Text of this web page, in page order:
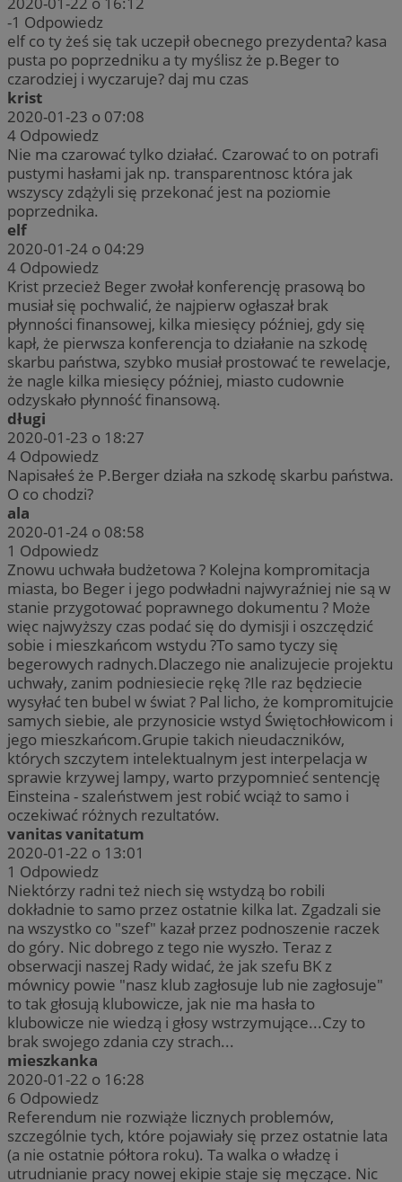
-1 Odpowiedz
elf co ty żeś się tak uczepił obecnego prezydenta? kasa
pusta po poprzedniku a ty myślisz że p.Beger to
czarodziej i wyczaruje? daj mu czas
krist
2020-01-23 o 07:08
4 Odpowiedz
Nie ma czarować tylko działać. Czarować to on potrafi
pustymi hasłami jak np. transparentnosc która jak
wszyscy zdążyli się przekonać jest na poziomie
poprzednika.
elf
2020-01-24 o 04:29
4 Odpowiedz
Krist przecież Beger zwołał konferencję prasową bo
musiał się pochwalić, że najpierw ogłaszał brak
płynności finansowej, kilka miesięcy później, gdy się
kapł, że pierwsza konferencja to działanie na szkodę
skarbu państwa, szybko musiał prostować te rewelacje,
że nagle kilka miesięcy później, miasto cudownie
odzyskało płynność finansową.
długi
2020-01-23 o 18:27
4 Odpowiedz
Napisałeś że P.Berger działa na szkodę skarbu państwa.
O co chodzi?
ala
2020-01-24 o 08:58
1 Odpowiedz
Znowu uchwała budżetowa ? Kolejna kompromitacja
miasta, bo Beger i jego podwładni najwyraźniej nie są w
stanie przygotować poprawnego dokumentu ? Może
więc najwyższy czas podać się do dymisji i oszczędzić
sobie i mieszkańcom wstydu ?To samo tyczy się
begerowych radnych.Dlaczego nie analizujecie projektu
uchwały, zanim podniesiecie rękę ?Ile raz będziecie
wysyłać ten bubel w świat ? Pal licho, że kompromitujcie
samych siebie, ale przynosicie wstyd Świętochłowicom i
jego mieszkańcom.Grupie takich nieudaczników,
których szczytem intelektualnym jest interpelacja w
sprawie krzywej lampy, warto przypomnieć sentencję
Einsteina - szaleństwem jest robić wciąż to samo i
oczekiwać różnych rezultatów.
vanitas vanitatum
2020-01-22 o 13:01
1 Odpowiedz
Niektórzy radni też niech się wstydzą bo robili
dokładnie to samo przez ostatnie kilka lat. Zgadzali sie
na wszystko co "szef" kazał przez podnoszenie raczek
do góry. Nic dobrego z tego nie wyszło. Teraz z
obserwacji naszej Rady widać, że jak szefu BK z
mównicy powie "nasz klub zagłosuje lub nie zagłosuje"
to tak głosują klubowicze, jak nie ma hasła to
klubowicze nie wiedzą i głosy wstrzymujące...Czy to
brak swojego zdania czy strach...
mieszkanka
2020-01-22 o 16:28
6 Odpowiedz
Referendum nie rozwiąże licznych problemów,
szczególnie tych, które pojawiały się przez ostatnie lata
(a nie ostatnie półtora roku). Ta walka o władzę i
utrudnianie pracy nowej ekipie staje się męczące. Nic